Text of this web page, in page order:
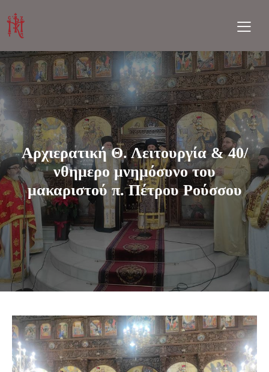
Αρχιερατική Θ. Λειτουργία & 40/
νθημερο μνημόσυνο του
μακαριστού π. Πέτρου Ρούσσου